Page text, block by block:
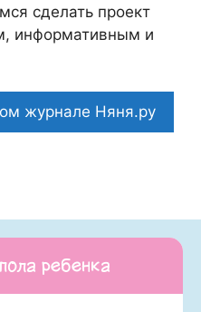
сделать проект
информативным и
журнале Няня.ру
ребенка